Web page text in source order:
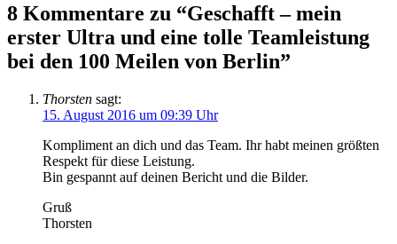
8 Kommentare zu “Geschafft – mein
erster Ultra und eine tolle Teamleistung
bei den 100 Meilen von Berlin”
Thorsten sagt:
15. August 2016 um 09:39 Uhr
Kompliment an dich und das Team. Ihr habt meinen größten
Respekt für diese Leistung.
Bin gespannt auf deinen Bericht und die Bilder.
Gruß
Thorsten